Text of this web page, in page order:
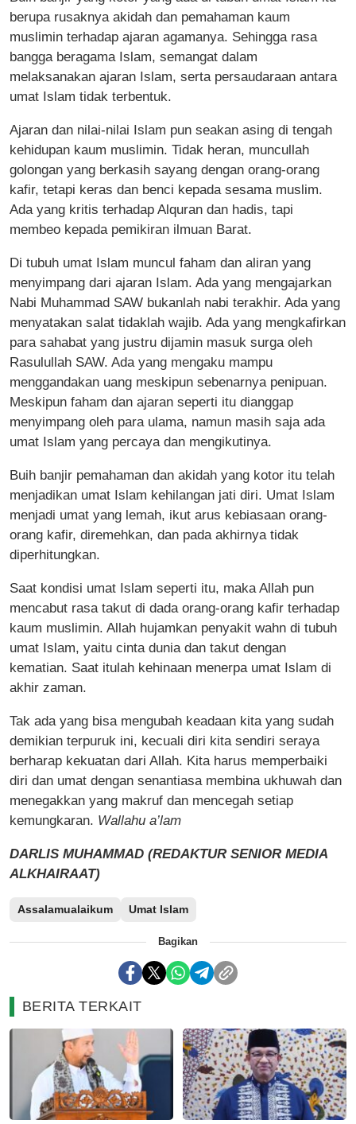
berupa rusaknya akidah dan pemahaman kaum
muslimin terhadap ajaran agamanya. Sehingga rasa
bangga beragama Islam, semangat dalam
melaksanakan ajaran Islam, serta persaudaraan antara
umat Islam tidak terbentuk.
Ajaran dan nilai-nilai Islam pun seakan asing di tengah
kehidupan kaum muslimin. Tidak heran, muncullah
golongan yang berkasih sayang dengan orang-orang
kafir, tetapi keras dan benci kepada sesama muslim.
Ada yang kritis terhadap Alquran dan hadis, tapi
membeo kepada pemikiran ilmuan Barat.
Di tubuh umat Islam muncul faham dan aliran yang
menyimpang dari ajaran Islam. Ada yang mengajarkan
Nabi Muhammad SAW bukanlah nabi terakhir. Ada yang
menyatakan salat tidaklah wajib. Ada yang mengkafirkan
para sahabat yang justru dijamin masuk surga oleh
Rasulullah SAW. Ada yang mengaku mampu
menggandakan uang meskipun sebenarnya penipuan.
Meskipun faham dan ajaran seperti itu dianggap
menyimpang oleh para ulama, namun masih saja ada
umat Islam yang percaya dan mengikutinya.
Buih banjir pemahaman dan akidah yang kotor itu telah
menjadikan umat Islam kehilangan jati diri. Umat Islam
menjadi umat yang lemah, ikut arus kebiasaan orang-
orang kafir, diremehkan, dan pada akhirnya tidak
diperhitungkan.
Saat kondisi umat Islam seperti itu, maka Allah pun
mencabut rasa takut di dada orang-orang kafir terhadap
kaum muslimin. Allah hujamkan penyakit wahn di tubuh
umat Islam, yaitu cinta dunia dan takut dengan
kematian. Saat itulah kehinaan menerpa umat Islam di
akhir zaman.
Tak ada yang bisa mengubah keadaan kita yang sudah
demikian terpuruk ini, kecuali diri kita sendiri seraya
berharap kekuatan dari Allah. Kita harus memperbaiki
diri dan umat dengan senantiasa membina ukhuwah dan
menegakkan yang makruf dan mencegah setiap
kemungkaran. Wallahu a’lam
DARLIS MUHAMMAD (REDAKTUR SENIOR MEDIA
ALKHAIRAAT)
Assalamualaikum Umat Islam
Bagikan
BERITA TERKAIT